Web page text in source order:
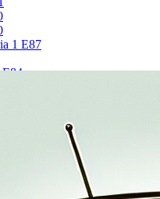
1 E87
1 (2004–2012)
2 (2012–2020)
3 (2020–Prezent)